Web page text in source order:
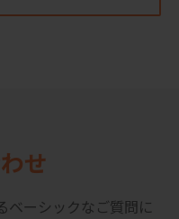
せ
ベーシックなご質問に